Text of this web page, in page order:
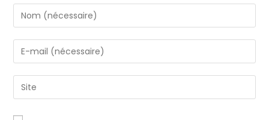
Enter
your
name
or
to
comment
Enter
your
email
address
Saisir
l’URL